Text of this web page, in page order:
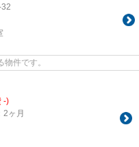
件です。
-)
2ヶ月